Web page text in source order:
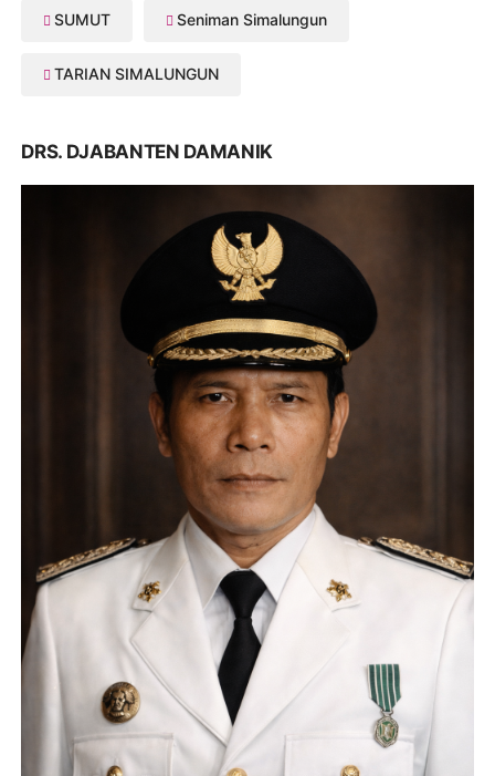
SUMUT Seniman Simalungun
TARIAN SIMALUNGUN
DRS. DJABANTEN DAMANIK